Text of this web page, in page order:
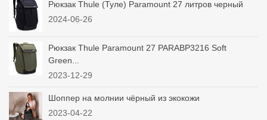
Рюкзак Thule (Туле) Paramount 27 литров черный
2024-06-26
Рюкзак Thule Paramount 27 PARABP3216 Soft
Green...
2023-12-29
Шоппер на молнии чёрный из экокожи
2023-04-22